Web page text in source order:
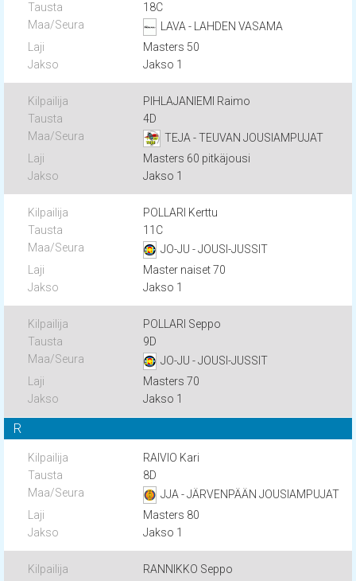
18C
LAVA - LAHDEN VASAMA
Masters 50
Jakso 1
PIHLAJANIEMI Raimo
4D
TEJA - TEUVAN JOUSIAMPUJAT
Masters 60 pitkäjousi
Jakso 1
POLLARI Kerttu
11C
JO-JU - JOUSI-JUSSIT
Master naiset 70
Jakso 1
POLLARI Seppo
9D
JO-JU - JOUSI-JUSSIT
Masters 70
Jakso 1
R
RAIVIO Kari
8D
JJA - JÄRVENPÄÄN JOUSIAMPUJAT
Masters 80
Jakso 1
RANNIKKO Seppo